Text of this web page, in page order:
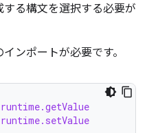
る構文を選択する必要が
ンポートが必要です。